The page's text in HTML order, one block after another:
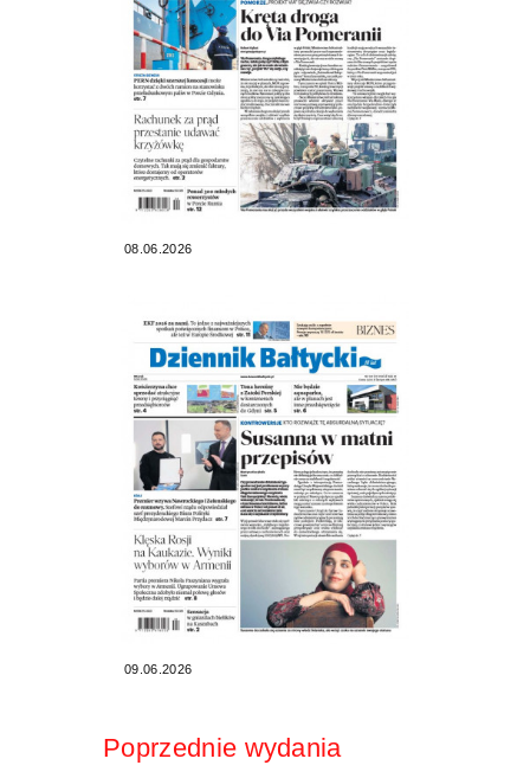
08.06.2026
09.06.2026
Poprzednie wydania